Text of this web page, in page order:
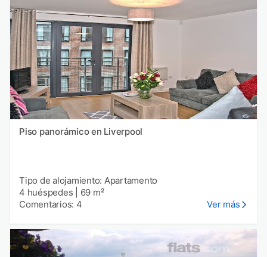
Piso panorámico en Liverpool
Tipo de alojamiento: Apartamento
4 huéspedes
69 m²
Comentarios: 4
Ver más